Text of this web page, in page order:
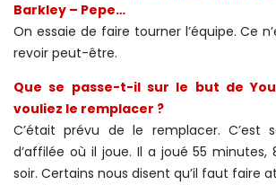
Barkley – Pepe…
On essaie de faire tourner l’équipe. Ce
revoir peut-être.
Que se passe-t-il sur le but de
vouliez le remplacer ?
C’était prévu de le remplacer. C’est
d’affilée où il joue. Il a joué 55
soir. Certains nous disent qu’il faut faire